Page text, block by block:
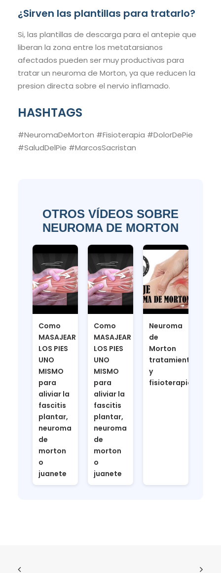
¿Sirven las plantillas para tratarlo?
Si, las plantillas de descarga para el antepie que
liberan la zona entre los metatarsianos
afectados pueden ser muy productivas para
tratar un neuroma de Morton, ya que reducen la
presion directa sobre el nervio inflamado.
HASHTAGS
#NeuromaDeMorton #Fisioterapia #DolorDePie
#SaludDelPie #MarcosSacristan
OTROS VÍDEOS SOBRE
NEUROMA DE MORTON
Como
MASAJEAR
LOS PIES
UNO
MISMO
para
aliviar la
fascitis
plantar,
neuroma
de
morton
o
juanete
Como
MASAJEAR
LOS PIES
UNO
MISMO
para
aliviar la
fascitis
plantar,
neuroma
de
morton
o
juanete
Neuroma
de
Morton
tratamiento
y
fisioterapia